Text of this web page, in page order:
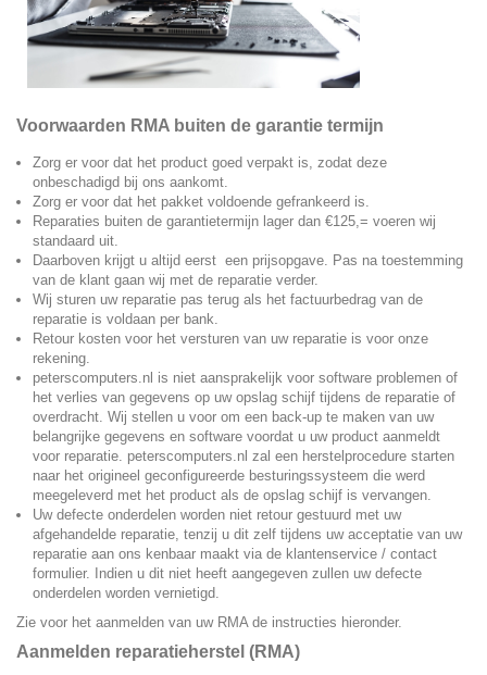
Voorwaarden RMA buiten de garantie termijn
Zorg er voor dat het product goed verpakt is, zodat deze
onbeschadigd bij ons aankomt.
Zorg er voor dat het pakket voldoende gefrankeerd is.
Reparaties buiten de garantietermijn lager dan €125,= voeren wij
standaard uit.
Daarboven krijgt u altijd eerst een prijsopgave. Pas na toestemming
van de klant gaan wij met de reparatie verder.
Wij sturen uw reparatie pas terug als het factuurbedrag van de
reparatie is voldaan per bank.
Retour kosten voor het versturen van uw reparatie is voor onze
rekening.
peterscomputers.nl is niet aansprakelijk voor software problemen of
het verlies van gegevens op uw opslag schijf tijdens de reparatie of
overdracht. Wij stellen u voor om een back-up te maken van uw
belangrijke gegevens en software voordat u uw product aanmeldt
voor reparatie. peterscomputers.nl zal een herstelprocedure starten
naar het origineel geconfigureerde besturingssysteem die werd
meegeleverd met het product als de opslag schijf is vervangen.
Uw defecte onderdelen worden niet retour gestuurd met uw
afgehandelde reparatie, tenzij u dit zelf tijdens uw acceptatie van uw
reparatie aan ons kenbaar maakt via de klantenservice / contact
formulier. Indien u dit niet heeft aangegeven zullen uw defecte
onderdelen worden vernietigd.
Zie voor het aanmelden van uw RMA de instructies hieronder.
Aanmelden reparatieherstel (RMA)